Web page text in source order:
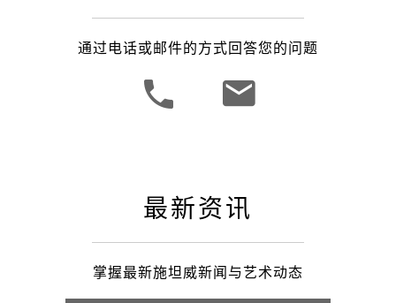
通过电话或邮件的方式回答您的问题
最新资讯
掌握最新施坦威新闻与艺术动态